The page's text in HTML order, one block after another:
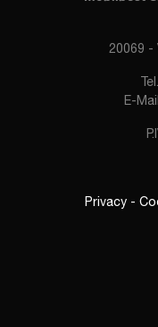
20069 -
Tel.
E-Mail.
Privacy -